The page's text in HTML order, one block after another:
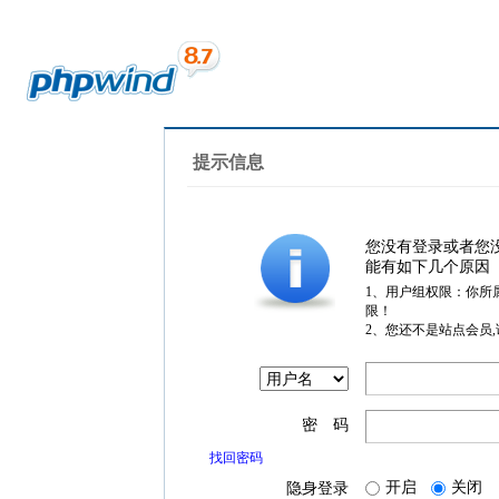
提示信息
您没有登录或者您
能有如下几个原因
1、用户组权限：你所
限！
2、您还不是站点会员
密 码
找回密码
隐身登录 开启 关闭